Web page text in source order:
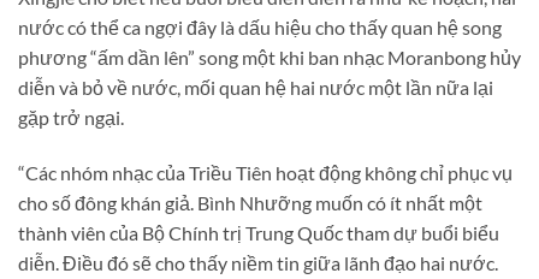
nước có thể ca ngợi đây là dấu hiệu cho thấy quan hệ song
phương “ấm dần lên” song một khi ban nhạc Moranbong hủy
diễn và bỏ về nước, mối quan hệ hai nước một lần nữa lại
gặp trở ngại.
“Các nhóm nhạc của Triều Tiên hoạt động không chỉ phục vụ
cho số đông khán giả. Bình Nhưỡng muốn có ít nhất một
thành viên của Bộ Chính trị Trung Quốc tham dự buổi biểu
diễn. Điều đó sẽ cho thấy niềm tin giữa lãnh đạo hai nước.